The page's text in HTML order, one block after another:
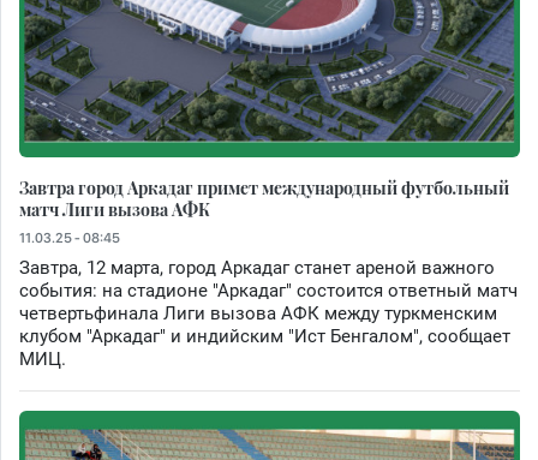
Завтра город Аркадаг примет международный футбольный
матч Лиги вызова АФК
11.03.25 - 08:45
Завтра, 12 марта, город Аркадаг станет ареной важного
события: на стадионе "Аркадаг" состоится ответный матч
четвертьфинала Лиги вызова АФК между туркменским
клубом "Аркадаг" и индийским "Ист Бенгалом", сообщает
МИЦ.